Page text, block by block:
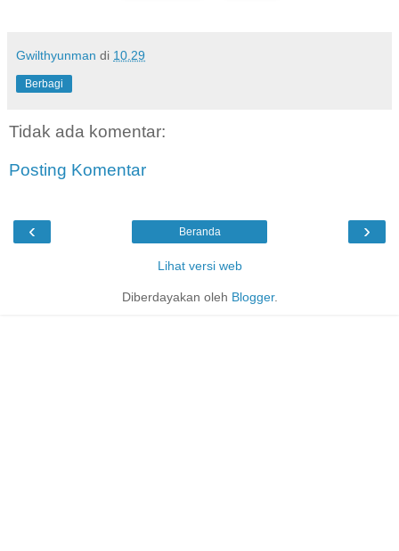
Gwilthyunman di 10.29
Berbagi
Tidak ada komentar:
Posting Komentar
‹ ›
Beranda
Lihat versi web
Diberdayakan oleh Blogger.